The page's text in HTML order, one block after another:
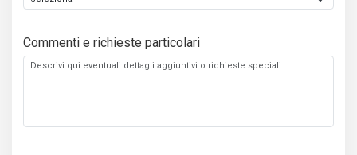
Commenti e richieste particolari